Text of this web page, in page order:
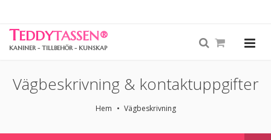
TEDDYTASSEN®
KANINER - TILLBEHÖR - KUNSKAP
Vägbeskrivning & kontaktuppgifter
Hem Vägbeskrivning